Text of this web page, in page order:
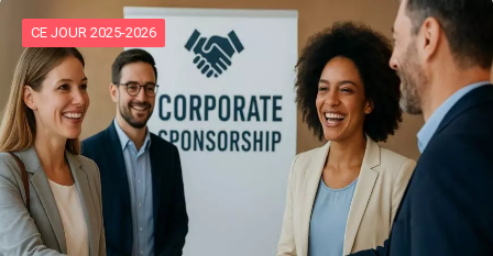
CE JOUR 2025-2026